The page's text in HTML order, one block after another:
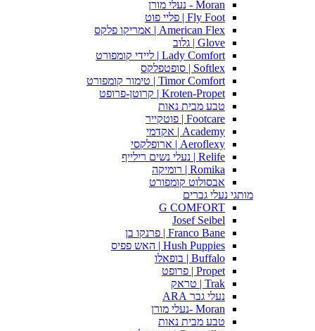
Moran - נעלי מורן
Fly Foot | פליי פוט
American Flex | אמריקו פלקס
Glove | גלוב
Lady Comfort | ליידי קומפורט
Softlex | סופטפלקס
Timor Comfort | טימור קומפורט
Kroten-Propet | קרוטן-פרופט
טבע מבית נאות
Footcare | פוטקייר
Academy | אקדמי
Aeroflexy | ארופלקסי
Relife | נעלי נשים רילייף
Romika | רומיקה
אבסולוט קומפורט
מותגי נעלי גברים
G COMFORT
Josef Seibel
Franco Bane | פרנקו בן
Hush Puppies | האש פפיס
Buffalo | בופאלו
Propet | פרופט
Trak | טראק
נעלי גבר ARA
Moran -נעלי מורן
טבע מבית נאות